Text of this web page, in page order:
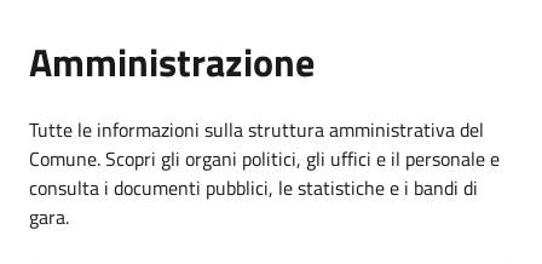
Amministrazione
Tutte le informazioni sulla struttura amministrativa del
Comune. Scopri gli organi politici, gli uffici e il personale e
consulta i documenti pubblici, le statistiche e i bandi di
gara.